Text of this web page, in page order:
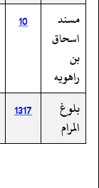
مسند
اسحاق
بن
راهويه
10
بلوغ
المرام
1317